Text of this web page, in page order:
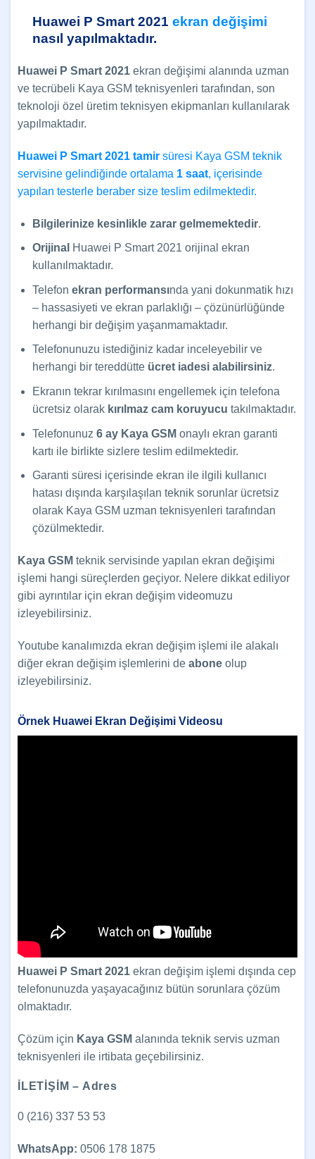
Huawei P Smart 2021 ekran değişimi
nasıl yapılmaktadır.
Huawei P Smart 2021 ekran değişimi alanında uzman
ve tecrübeli Kaya GSM teknisyenleri tarafından, son
teknoloji özel üretim teknisyen ekipmanları kullanılarak
yapılmaktadır.
Huawei P Smart 2021 tamir süresi Kaya GSM teknik
servisine gelindiğinde ortalama 1 saat, içerisinde
yapılan testerle beraber size teslim edilmektedir.
Bilgilerinize kesinlikle zarar gelmemektedir.
Orijinal Huawei P Smart 2021 orijinal ekran
kullanılmaktadır.
Telefon ekran performansında yani dokunmatik hızı
– hassasiyeti ve ekran parlaklığı – çözünürlüğünde
herhangi bir değişim yaşanmamaktadır.
Telefonunuzu istediğiniz kadar inceleyebilir ve
herhangi bir tereddütte ücret iadesi alabilirsiniz.
Ekranın tekrar kırılmasını engellemek için telefona
ücretsiz olarak kırılmaz cam koruyucu takılmaktadır.
Telefonunuz 6 ay Kaya GSM onaylı ekran garanti
kartı ile birlikte sizlere teslim edilmektedir.
Garanti süresi içerisinde ekran ile ilgili kullanıcı
hatası dışında karşılaşılan teknik sorunlar ücretsiz
olarak Kaya GSM uzman teknisyenleri tarafından
çözülmektedir.
Kaya GSM teknik servisinde yapılan ekran değişimi
işlemi hangi süreçlerden geçiyor. Nelere dikkat ediliyor
gibi ayrıntılar için ekran değişim videomuzu
izleyebilirsiniz.
Youtube kanalımızda ekran değişim işlemi ile alakalı
diğer ekran değişim işlemlerini de abone olup
izleyebilirsiniz.
Örnek Huawei Ekran Değişimi Videosu
Huawei P Smart 2021 ekran değişim işlemi dışında cep
telefonunuzda yaşayacağınız bütün sorunlara çözüm
olmaktadır.
Çözüm için Kaya GSM alanında teknik servis uzman
teknisyenleri ile irtibata geçebilirsiniz.
İLETİŞİM – Adres
0 (216) 337 53 53
WhatsApp: 0506 178 1875